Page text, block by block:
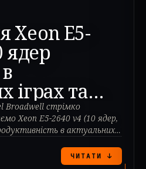
Xeon E5-
ядер
іграх та
Broadwell стрімко
Xeon E5-2640 v4 (10 ядер,
в актуальних
ЧИТАТИ ↓